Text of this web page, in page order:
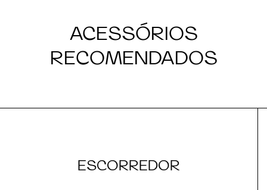
ACESSÓRIOS
RECOMENDADOS
ESCORREDOR